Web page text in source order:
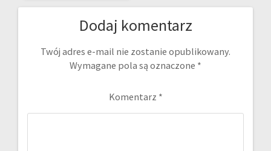
Dodaj komentarz
Twój adres e-mail nie zostanie opublikowany.
Wymagane pola są oznaczone *
Komentarz *